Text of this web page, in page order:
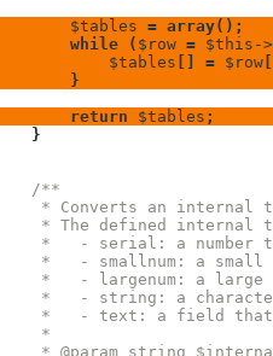
$tables = array( ) ;
while ( $row = $this ->
$tables = $row
}
return $tables ;
}
/**
* Converts an internal
* The defined internal
*   - serial: a number
*   - smallnum: a small
*   - largenum: a large
*   - string: a character
*   - text: a field that
*
* @param string